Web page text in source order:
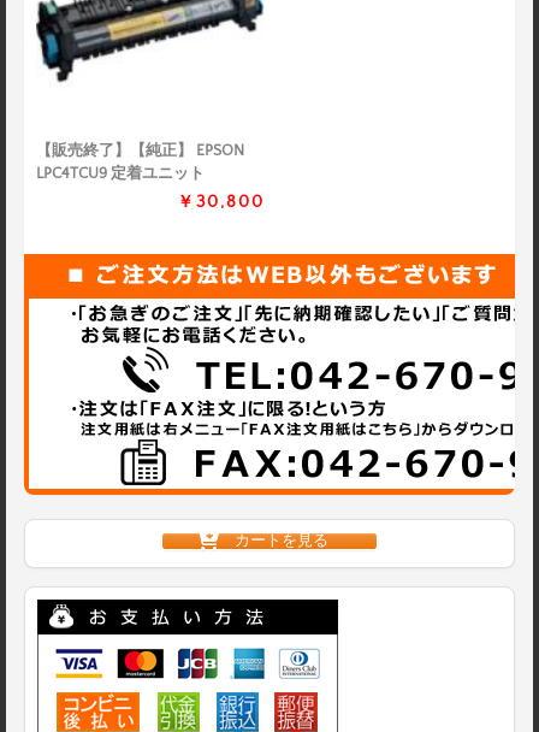
【販売終了】【純正】 EPSON
LPC4TCU9 定着ユニット
￥30,800
カートを見る